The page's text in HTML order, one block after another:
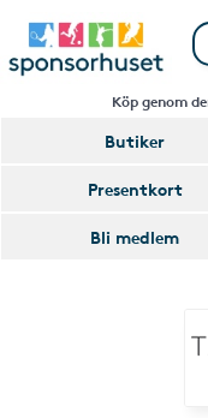
Köp genom
Butiker
Presentkort
Bli medlem